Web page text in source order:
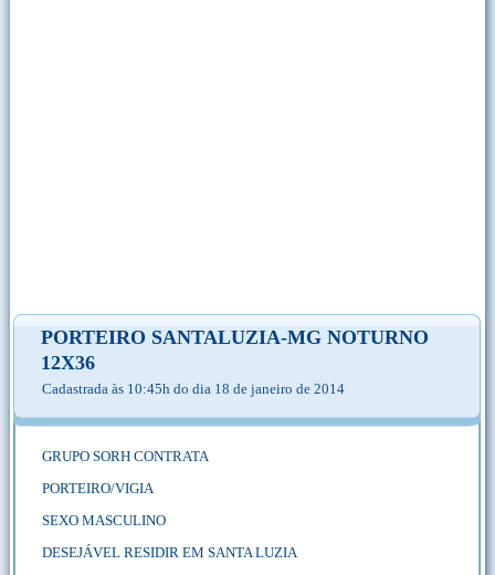
PORTEIRO SANTALUZIA-MG NOTURNO
12X36
Cadastrada às 10:45h do dia 18 de janeiro de 2014
GRUPO SORH CONTRATA
PORTEIRO/VIGIA
SEXO MASCULINO
DESEJÁVEL RESIDIR EM SANTA LUZIA